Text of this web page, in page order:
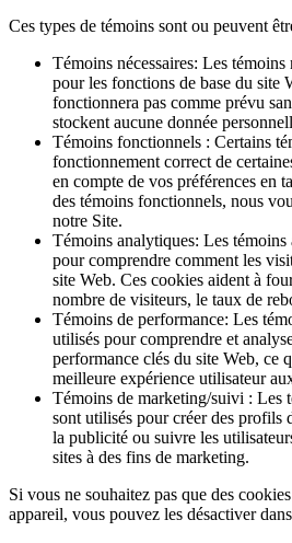
Ces types de témoins sont ou peuvent
Témoins nécessaires: Les témoins
pour les fonctions de base du site
fonctionnera pas comme prévu
stockent aucune donnée
Témoins fonctionnels : Certains
fonctionnement correct de
en compte de vos préférences en
des témoins fonctionnels, nous
notre Site.
Témoins analytiques: Les
pour comprendre comment les
site Web. Ces cookies aident à
nombre de visiteurs, le taux de
Témoins de performance: Les
utilisés pour comprendre et
performance clés du site Web, ce
meilleure expérience utilisateur
Témoins de marketing/suivi : Les
sont utilisés pour créer des profils
la publicité ou suivre les
sites à des fins de marketing.
Si vous ne souhaitez pas que des
appareil, vous pouvez les désactiver